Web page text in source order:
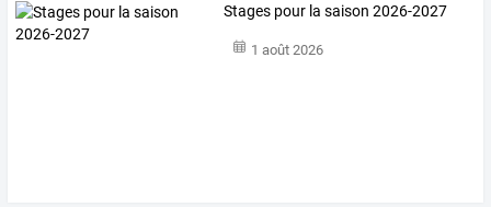
Stages pour la saison 2026-2027
1 août 2026